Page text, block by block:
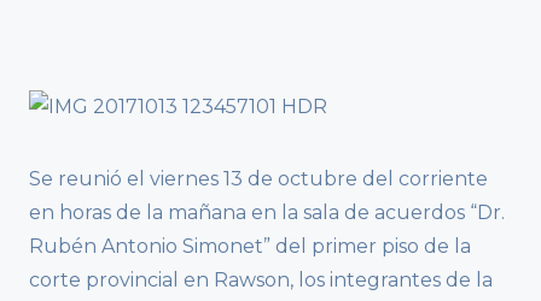
Se reunió el viernes 13 de octubre del corriente
en horas de la mañana en la sala de acuerdos “Dr.
Rubén Antonio Simonet” del primer piso de la
corte provincial en Rawson, los integrantes de la